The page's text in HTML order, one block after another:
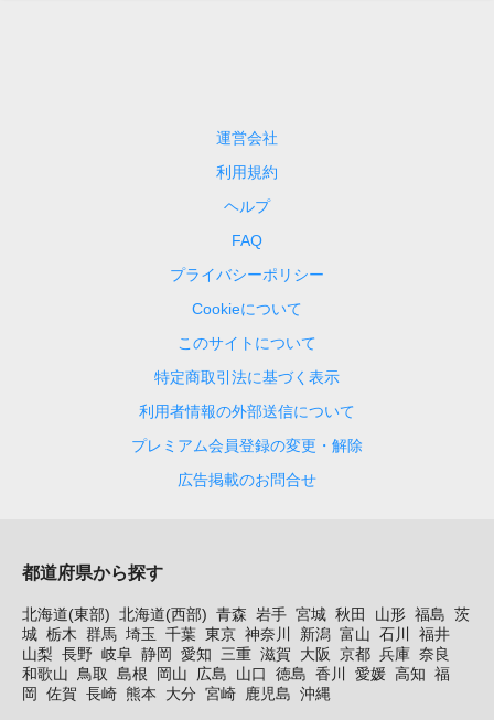
運営会社
利用規約
ヘルプ
FAQ
プライバシーポリシー
Cookieについて
このサイトについて
特定商取引法に基づく表示
利用者情報の外部送信について
プレミアム会員登録の変更・解除
広告掲載のお問合せ
都道府県から探す
北海道(東部) 北海道(西部) 青森 岩手 宮城 秋田 山形 福島 茨
城 栃木 群馬 埼玉 千葉 東京 神奈川 新潟 富山 石川
福井
山梨 長野 岐阜 静岡 愛知 三重 滋賀 大阪 京都 兵庫 奈良
和歌山
鳥取 島根 岡山 広島 山口 徳島 香川 愛媛 高知 福
岡
佐賀 長崎 熊本 大分 宮崎 鹿児島 沖縄